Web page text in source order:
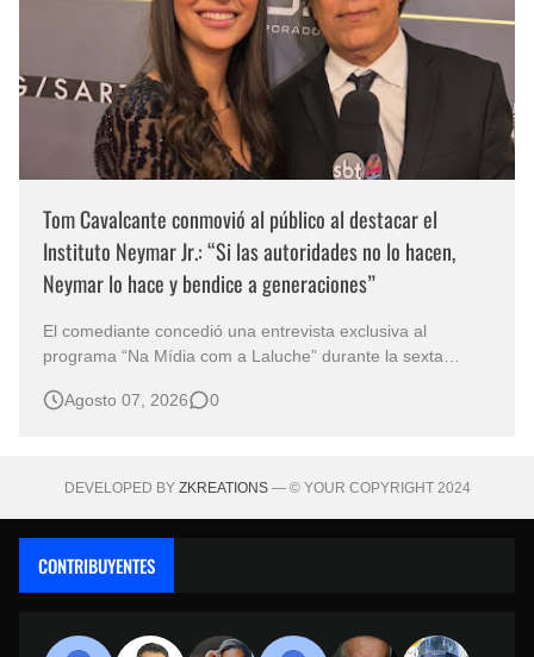
Tom Cavalcante conmovió al público al destacar el
Instituto Neymar Jr.: “Si las autoridades no lo hacen,
Neymar lo hace y bendice a generaciones”
El comediante concedió una entrevista exclusiva al
programa “Na Mídia com a Laluche” durante la sexta
eventos benéficos más importantes de Brasil. En medio del
Agosto 07, 2026 0
DEVELOPED BY ZKREATIONS— © YOUR COPYRIGHT 2024
CONTRIBUYENTES